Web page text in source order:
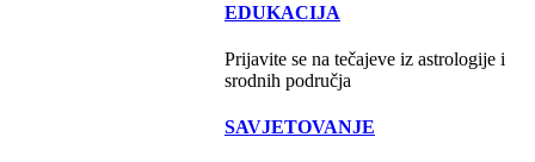
EDUKACIJA
Prijavite se na tečajeve iz astrologije i
srodnih područja
SAVJETOVANJE